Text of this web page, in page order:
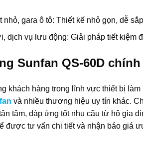
nhỏ, gara ô tô: Thiết kế nhỏ gọn, dễ
dịch vụ lưu động: Giải pháp tiết kiệm
Sunfan QS-60D
khách hàng trong lĩnh vực thiết bị
và nhiều thương hiệu uy tín khác.
tâm, đáp ứng tốt nhu cầu từ hộ gia
được tư vấn chi tiết và nhận báo giá